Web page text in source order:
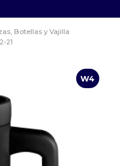
Botellas y Vajilla
21
W4